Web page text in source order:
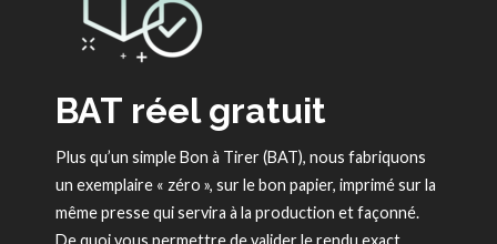
BAT réel gratuit
Plus qu’un simple Bon à Tirer (BAT), nous fabriquons
un exemplaire « zéro », sur le bon papier, imprimé sur la
même presse qui servira à la production et façonné.